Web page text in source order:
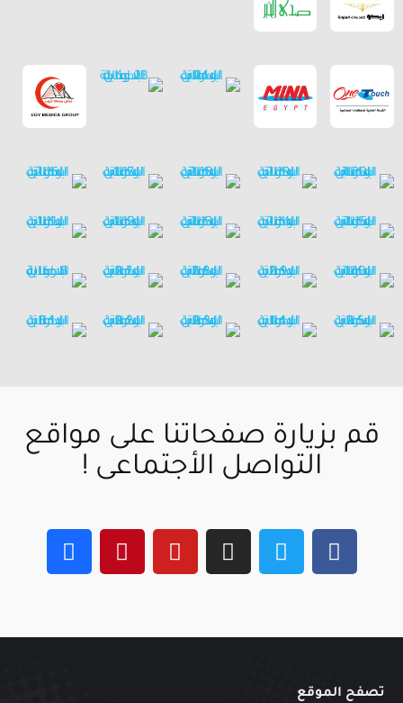
قم بزيارة صفحاتنا على مواقع
التواصل الأجتماعى !
تصفح الموقع